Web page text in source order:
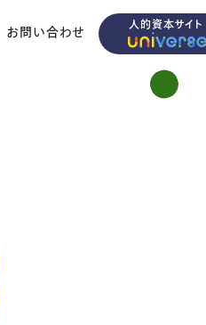
お問い合わせ 人的資本サイト